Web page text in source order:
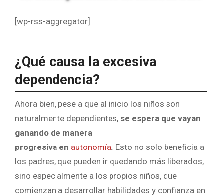
[wp-rss-aggregator]
¿Qué causa la excesiva
dependencia?
Ahora bien, pese a que al inicio los niños son
naturalmente dependientes, se espera que vayan
ganando de manera
progresiva en autonomía. Esto no solo beneficia a
los padres, que pueden ir quedando más liberados,
sino especialmente a los propios niños, que
comienzan a desarrollar habilidades y confianza en